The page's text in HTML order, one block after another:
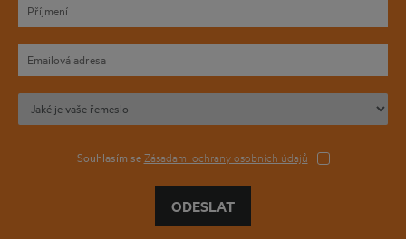
Souhlasím seZásadami ochrany osobních údajů
ODESLAT